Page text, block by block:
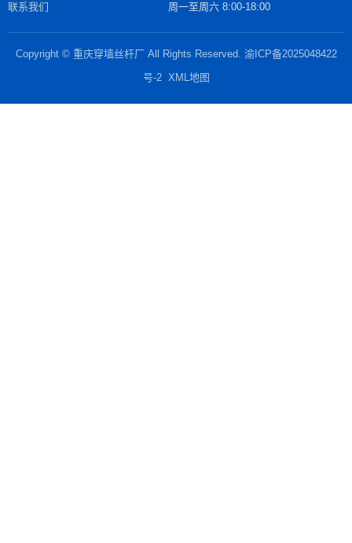
联系我们
周一至周六 8:00-18:00
Copyright © 重庆穿墙丝杆厂 All Rights Reserved. 渝ICP备2025048422
号-2 XML地图